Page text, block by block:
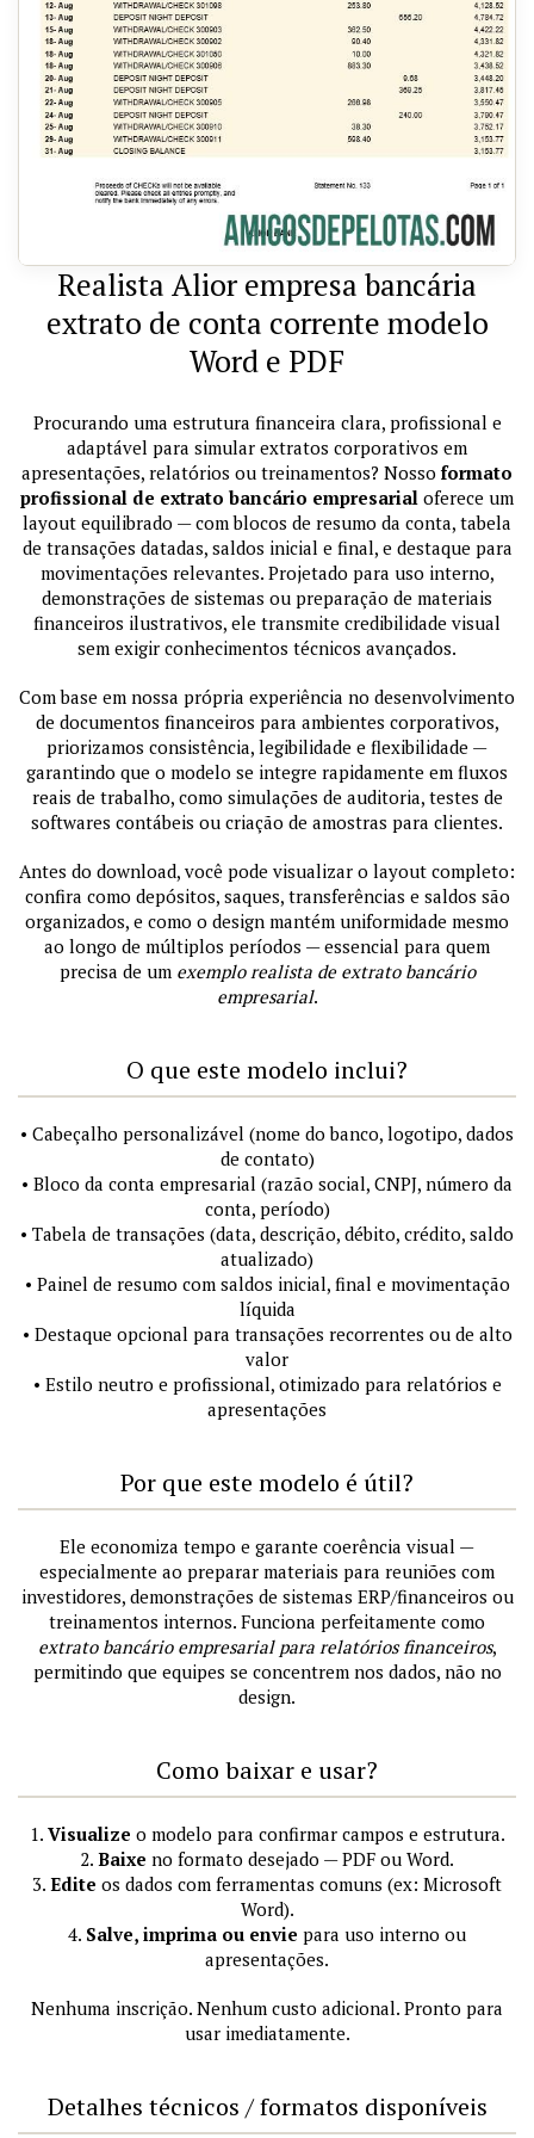
Realista Alior empresa bancária
extrato de conta corrente modelo
Word e PDF
Procurando uma estrutura financeira clara, profissional e
adaptável para simular extratos corporativos em
apresentações, relatórios ou treinamentos? Nosso formato
profissional de extrato bancário empresarial oferece um
layout equilibrado — com blocos de resumo da conta, tabela
de transações datadas, saldos inicial e final, e destaque para
movimentações relevantes. Projetado para uso interno,
demonstrações de sistemas ou preparação de materiais
financeiros ilustrativos, ele transmite credibilidade visual
sem exigir conhecimentos técnicos avançados.
Com base em nossa própria experiência no desenvolvimento
de documentos financeiros para ambientes corporativos,
priorizamos consistência, legibilidade e flexibilidade —
garantindo que o modelo se integre rapidamente em fluxos
reais de trabalho, como simulações de auditoria, testes de
softwares contábeis ou criação de amostras para clientes.
Antes do download, você pode visualizar o layout completo:
confira como depósitos, saques, transferências e saldos são
organizados, e como o design mantém uniformidade mesmo
ao longo de múltiplos períodos — essencial para quem
precisa de um exemplo realista de extrato bancário
empresarial.
O que este modelo inclui?
• Cabeçalho personalizável (nome do banco, logotipo, dados
de contato)
• Bloco da conta empresarial (razão social, CNPJ, número da
conta, período)
• Tabela de transações (data, descrição, débito, crédito, saldo
atualizado)
• Painel de resumo com saldos inicial, final e movimentação
líquida
• Destaque opcional para transações recorrentes ou de alto
valor
• Estilo neutro e profissional, otimizado para relatórios e
apresentações
Por que este modelo é útil?
Ele economiza tempo e garante coerência visual —
especialmente ao preparar materiais para reuniões com
investidores, demonstrações de sistemas ERP/financeiros ou
treinamentos internos. Funciona perfeitamente como
extrato bancário empresarial para relatórios financeiros,
permitindo que equipes se concentrem nos dados, não no
design.
Como baixar e usar?
1. Visualize o modelo para confirmar campos e estrutura.
2. Baixe no formato desejado — PDF ou Word.
3. Edite os dados com ferramentas comuns (ex: Microsoft
Word).
4. Salve, imprima ou envie para uso interno ou
apresentações.
Nenhuma inscrição. Nenhum custo adicional. Pronto para
usar imediatamente.
Detalhes técnicos / formatos disponíveis